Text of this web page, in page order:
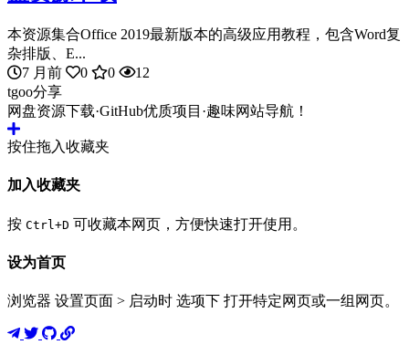
本资源集合Office 2019最新版本的高级应用教程，包含Word复
杂排版、E...
7 月前
0 0
12
tgoo分享
网盘资源下载·GitHub优质项目·趣味网站导航！
按住拖入收藏夹
加入收藏夹
按 Ctrl+D 可收藏本网页，方便快速打开使用。
设为首页
浏览器 设置页面 > 启动时 选项下 打开特定网页或一组网页。